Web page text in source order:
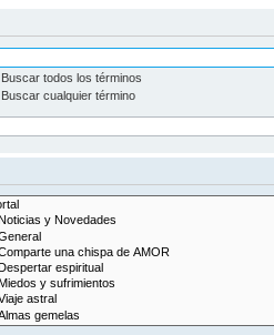
Buscar todos los términos
Buscar cualquier término